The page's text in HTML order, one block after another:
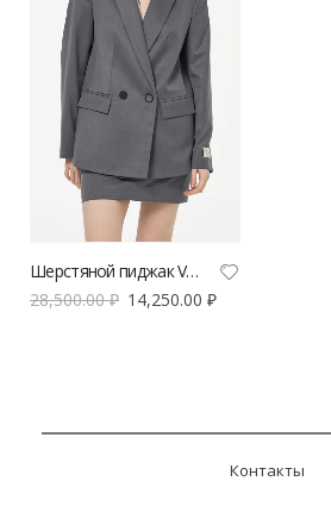
Шерстяной пиджак V|L серый
28,500.00₽ 14,250.00 ₽
Контакты